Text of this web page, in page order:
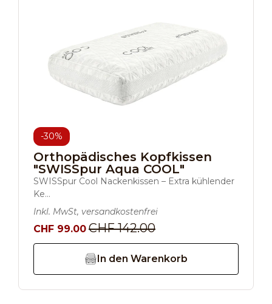
-30%
Orthopädisches Kopfkissen
"SWISSpur Aqua COOL"
SWISSpur Cool Nackenkissen – Extra kühlender
Ke...
Inkl. MwSt, versandkostenfrei
CHF 99.00 CHF 142.00
In den Warenkorb